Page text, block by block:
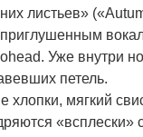
листьев»
Уже внутри
петель.
мягкий
«всплески»